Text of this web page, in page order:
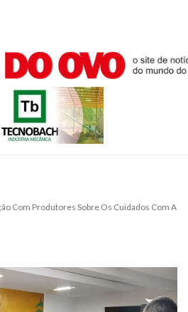
Com Produtores Sobre Os Cuidados Com A